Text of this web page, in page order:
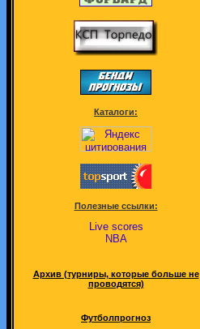
Каталоги:
Полезные ссылки:
Live scores
NBA
Архив (турниры, которые больше не
проводятся)
Футболпрогноз